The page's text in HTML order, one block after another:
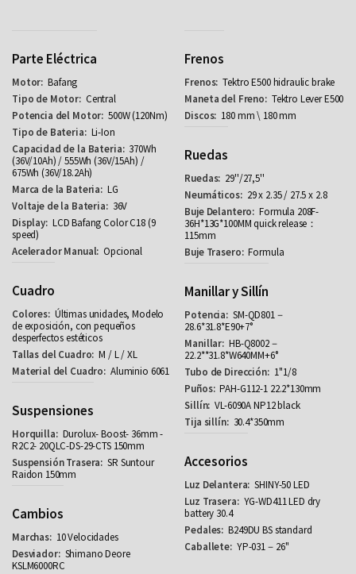
Parte Eléctrica
Bafang
Central
500W (120Nm)
Li-Ion
370Wh
(36V/10Ah) / 555Wh (36V/15Ah) /
675Wh (36V/18.2Ah)
LG
36V
LCD Bafang Color C18 (9
speed)
Opcional
Cuadro
Últimas unidades, Modelo
de exposición, con pequeños
desperfectos estéticos
M / L / XL
Aluminio 6061
Suspensiones
Durolux- Boost- 36mm -
R2C2- 20QLC-DS-29-CTS 150mm
SR Suntour
Raidon 150mm
Cambios
10 Velocidades
Shimano Deore
KSLM6000RC
Frenos
Tektro E500 hidraulic brake
Tektro Lever E500
180 mm \ 180 mm
Ruedas
29''/27,5''
29 x 2.35 / 27.5 x 2.8
Formula 208F-
36H*13G*100MM quick release：
115mm
Formula
Manillar y Sillín
SM-QD801－
28.6*31.8*E90+7°
HB-Q8002－
22.2**31.8*W640MM+6°
1''1/8
PAH-G112-1 22.2*130mm
VL-6090A NP12 black
30.4*350mm
Accesorios
SHINY-50 LED
YG-WD411 LED dry
battery 30.4
B249DU BS standard
YP-031－26''